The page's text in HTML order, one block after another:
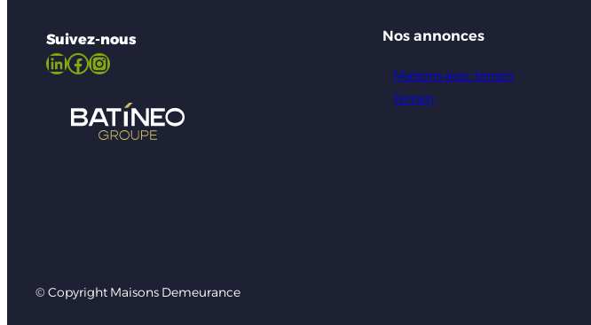
Suivez-nous
LinkedIn Facebook Instagram
Nos annonces
Maisons avec terrain
Terrain
© Copyright Maisons Demeurance